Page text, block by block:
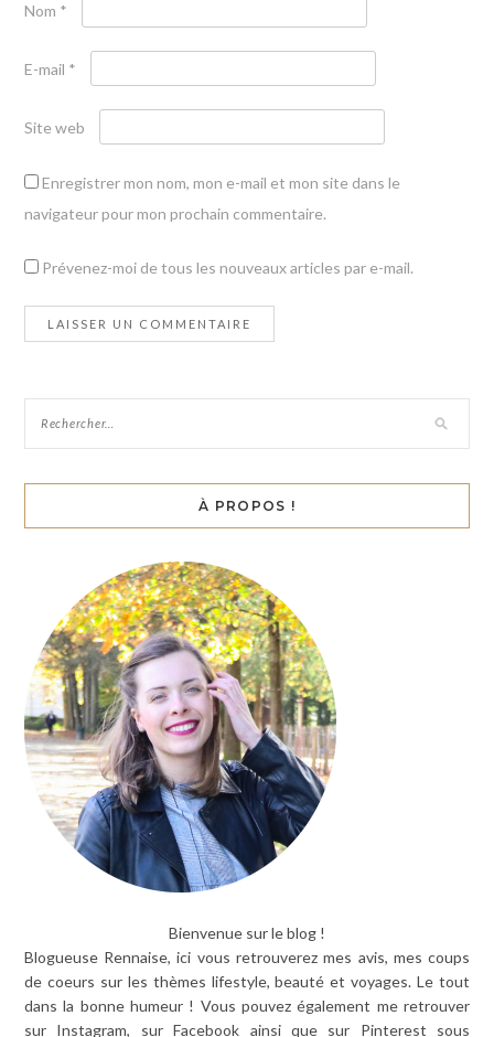
Nom *
E-mail *
Site web
Enregistrer mon nom, mon e-mail et mon site dans le
navigateur pour mon prochain commentaire.
Prévenez-moi de tous les nouveaux articles par e-mail.
À PROPOS !
Bienvenue sur le blog !
Blogueuse Rennaise, ici vous retrouverez mes avis, mes coups
de coeurs sur les thèmes lifestyle, beauté et voyages. Le tout
dans la bonne humeur ! Vous pouvez également me retrouver
sur Instagram, sur Facebook ainsi que sur Pinterest sous